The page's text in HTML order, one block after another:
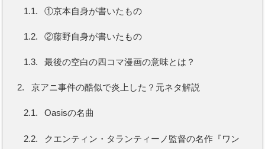
1.1. ①京本自身が書いたもの
1.2. ②藤野自身が書いたもの
1.3. 最後の空白の四コマ漫画の意味とは？
2. 京アニ事件の酷似で炎上した？元ネタ解説
2.1. Oasisの名曲
2.2.
クエンティン・タランティーノ監督の名作『ワン